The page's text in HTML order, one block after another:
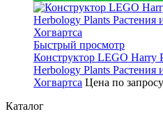
Быстрый просмотр
Конструктор LEGO Harry
Herbology Plants Растения
Хогвартса Цена по запросу
Каталог